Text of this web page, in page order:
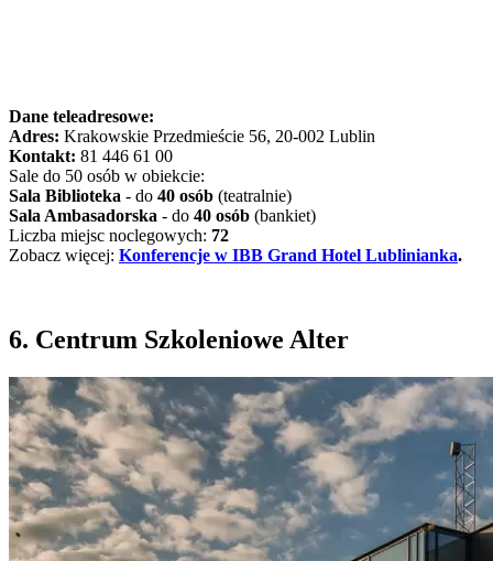
Dane teleadresowe:
Adres: Krakowskie Przedmieście 56, 20-002 Lublin
Kontakt: 81 446 61 00
Sale do 50 osób w obiekcie:
Sala Biblioteka - do 40 osób (teatralnie)
Sala Ambasadorska - do 40 osób (bankiet)
Liczba miejsc noclegowych: 72
Zobacz więcej: Konferencje w IBB Grand Hotel Lublinianka.
6. Centrum Szkoleniowe Alter